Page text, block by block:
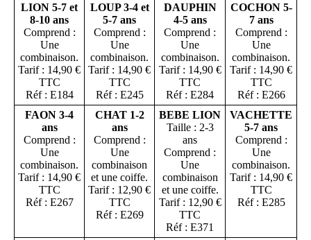
LION 5-7 et
8-10 ans
Comprend :
Une
combinaison.
Tarif : 14,90 €
TTC
Réf : E184
LOUP 3-4 et
5-7 ans
Comprend :
Une
combinaison.
Tarif : 14,90 €
TTC
Réf : E245
DAUPHIN
4-5 ans
Comprend :
Une
combinaison.
Tarif : 14,90 €
TTC
Réf : E284
COCHON 5-
7 ans
Comprend :
Une
combinaison.
Tarif : 14,90 €
TTC
Réf : E266
FAON 3-4
ans
Comprend :
Une
combinaison.
Tarif : 14,90 €
TTC
Réf : E267
CHAT 1-2
ans
Comprend :
Une
combinaison
et une coiffe.
Tarif : 12,90 €
TTC
Réf : E269
BEBE LION
Taille : 2-3
ans
Comprend :
Une
combinaison
et une coiffe.
Tarif : 12,90 €
TTC
Réf : E371
VACHETTE
5-7 ans
Comprend :
Une
combinaison.
Tarif : 14,90 €
TTC
Réf : E285